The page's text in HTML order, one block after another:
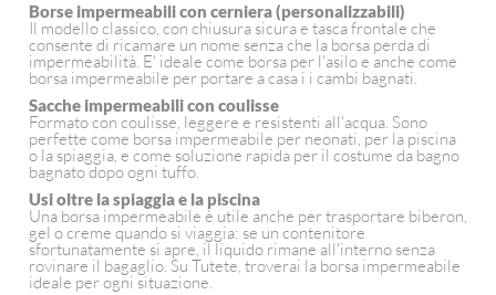
Borse impermeabili con cerniera (personalizzabili)
Il modello classico, con chiusura sicura e tasca frontale che
consente di ricamare un nome senza che la borsa perda di
impermeabilità. E' ideale come borsa per l'asilo e anche come
borsa impermeabile per portare a casa i i cambi bagnati.
Sacche impermeabili con coulisse
Formato con coulisse, leggere e resistenti all'acqua. Sono
perfette come borsa impermeabile per neonati, per la piscina
o la spiaggia, e come soluzione rapida per il costume da bagno
bagnato dopo ogni tuffo.
Usi oltre la spiaggia e la piscina
Una borsa impermeabile è utile anche per trasportare biberon,
gel o creme quando si viaggia: se un contenitore
sfortunatamente si apre, il liquido rimane all'interno senza
rovinare il bagaglio. Su Tutete, troverai la borsa impermeabile
ideale per ogni situazione.